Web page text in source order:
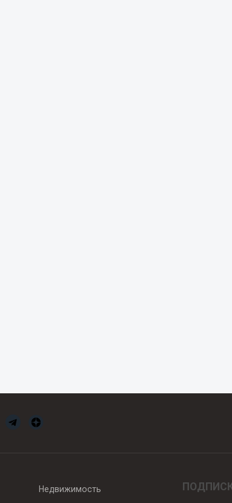
Недвижимость